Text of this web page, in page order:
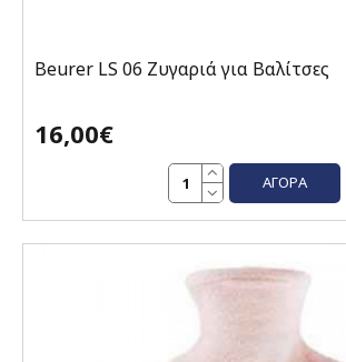
Beurer LS 06 Ζυγαριά για Βαλίτσες
16,00€
ΑΓΟΡΆ